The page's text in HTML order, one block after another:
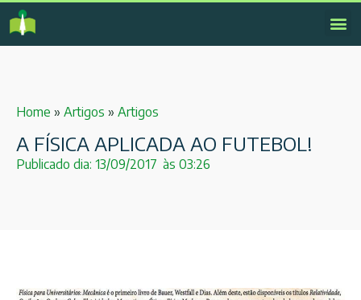
Home » Artigos » Artigos
A FÍSICA APLICADA AO FUTEBOL!
Publicado dia: 13/09/2017 às 03:26